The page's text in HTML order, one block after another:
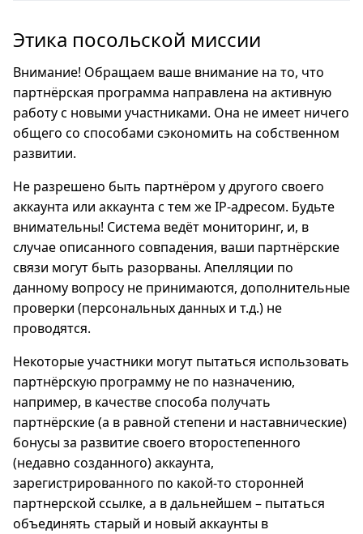
Этика посольской миссии
Внимание! Обращаем ваше внимание на то, что
партнёрская программа направлена на активную
работу с новыми участниками. Она не имеет ничего
общего со способами сэкономить на собственном
развитии.
Не разрешено быть партнёром у другого своего
аккаунта или аккаунта с тем же IP-адресом. Будьте
внимательны! Система ведёт мониторинг, и, в
случае описанного совпадения, ваши партнёрские
связи могут быть разорваны. Апелляции по
данному вопросу не принимаются, дополнительные
проверки (персональных данных и т.д.) не
проводятся.
Некоторые участники могут пытаться использовать
партнёрскую программу не по назначению,
например, в качестве способа получать
партнёрские (а в равной степени и наставнические)
бонусы за развитие своего второстепенного
(недавно созданного) аккаунта,
зарегистрированного по какой-то сторонней
партнерской ссылке, а в дальнейшем – пытаться
объединять старый и новый аккаунты в